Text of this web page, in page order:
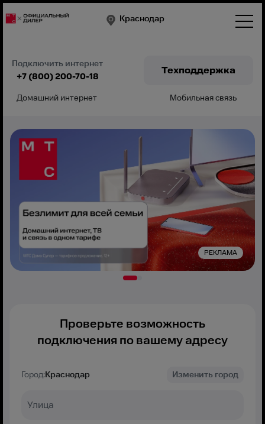
Краснодар
Подключить интернет
+7 (800) 200-70-18
Техподдержка
Домашний интернет Мобильная связь
РЕКЛАМА
Проверьте возможность
подключения по вашему адресу
Город:Краснодар Изменить город